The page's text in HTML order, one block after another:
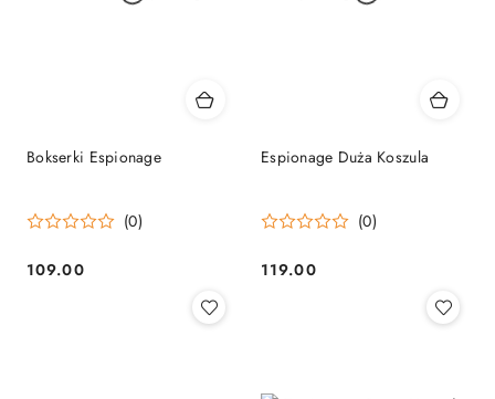
Bokserki Espionage
(0)
Cena:
109.00
Espionage Duża Koszula
(0)
Cena:
119.00